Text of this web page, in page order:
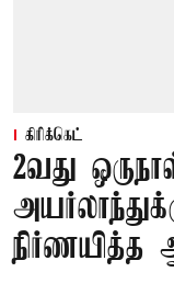
கிரிக்கெட்
2வது
நிர்ணயித்த